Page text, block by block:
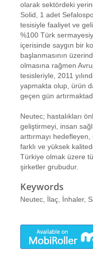
olarak sektördeki
Solid, 1 adet
tesisiyle faaliyet ve
%100 Türk
içerisinde saygın bir
başlanmasının
olmasına rağmen
tesisleriyle, 2011
yapmakta olup, ürün
geçen gün
Neutec; hastalıkları
geliştirmeyi, insan
arttırmayı
farklı ve yüksek
Türkiye olmak üzere
şirketler grubudur.
Keywords
Neutec, İlaç, İnhaler,